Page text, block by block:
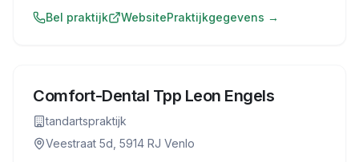
Bel praktijk WebsitePraktijkgegevens →
Comfort-Dental Tpp Leon Engels
tandartspraktijk
Veestraat 5d, 5914 RJ Venlo